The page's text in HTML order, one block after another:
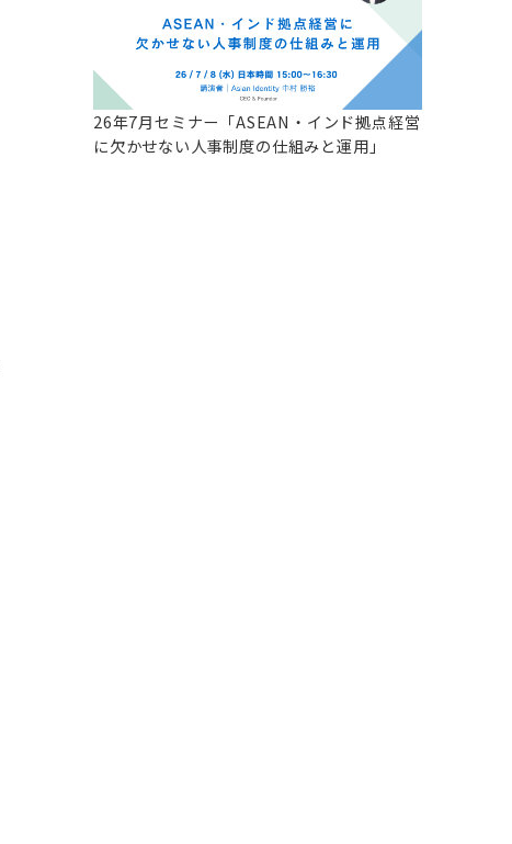
26年7月セミナー「ASEAN・インド拠点経営
に欠かせない人事制度の仕組みと運用」